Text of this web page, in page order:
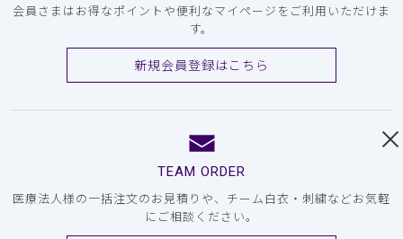
会員さまはお得なポイントや便利なマイページをご利用いただけま
す。
新規会員登録はこちら
TEAM ORDER
医療法人様の一括注文のお見積りや、チーム白衣・刺繍などお気軽
にご相談ください。